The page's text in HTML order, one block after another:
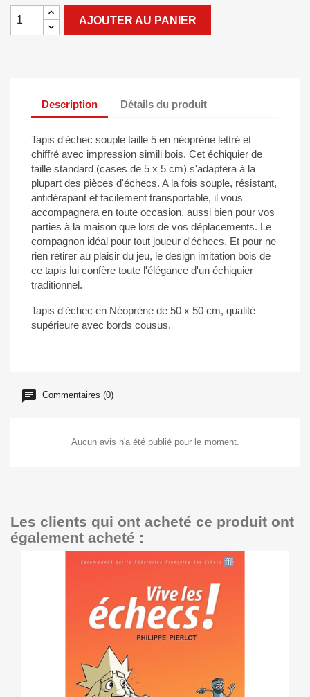
AJOUTER AU PANIER
Description Détails du produit
Tapis d'échec souple taille 5 en néoprène lettré et
chiffré avec impression simili bois. Cet échiquier de
taille standard (cases de 5 x 5 cm) s'adaptera à la
plupart des pièces d'échecs. A la fois souple, résistant,
antidérapant et facilement transportable, il vous
accompagnera en toute occasion, aussi bien pour vos
parties à la maison que lors de vos déplacements. Le
compagnon idéal pour tout joueur d'échecs. Et pour ne
rien retirer au plaisir du jeu, le design imitation bois de
ce tapis lui confère toute l'élégance d'un échiquier
traditionnel.
Tapis d'échec en Néoprène de 50 x 50 cm, qualité
supérieure avec bords cousus.
Commentaires (0)
Aucun avis n'a été publié pour le moment.
Les clients qui ont acheté ce produit ont
également acheté :